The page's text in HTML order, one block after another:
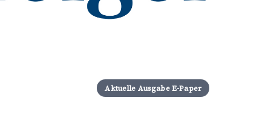
Aktuelle Ausgabe E-Paper